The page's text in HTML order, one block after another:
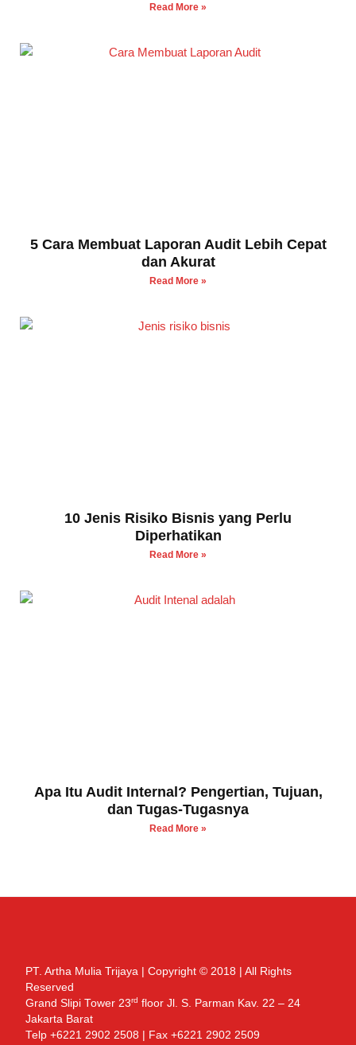
Read More »
5 Cara Membuat Laporan Audit Lebih Cepat
dan Akurat
Read More »
10 Jenis Risiko Bisnis yang Perlu
Diperhatikan
Read More »
Apa Itu Audit Internal? Pengertian, Tujuan,
dan Tugas-Tugasnya
Read More »
PT. Artha Mulia Trijaya | Copyright © 2018 | All Rights
Reserved
Grand Slipi Tower 23rd floor Jl. S. Parman Kav. 22 – 24
Jakarta Barat
Telp +6221 2902 2508 | Fax +6221 2902 2509